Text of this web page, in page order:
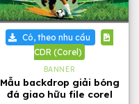
Có, theo nhu cầu
CDR (Corel)
BANNER
Mẫu backdrop giải bóng
đá giao hữu file corel